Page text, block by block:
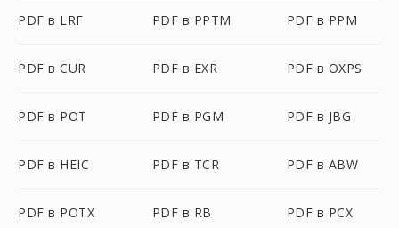
PDF в LRF PDF в PPTM PDF в PPM
PDF в CUR PDF в EXR PDF в OXPS
PDF в POT PDF в PGM PDF в JBG
PDF в HEIC PDF в TCR PDF в ABW
PDF в POTX PDF в RB PDF в PCX